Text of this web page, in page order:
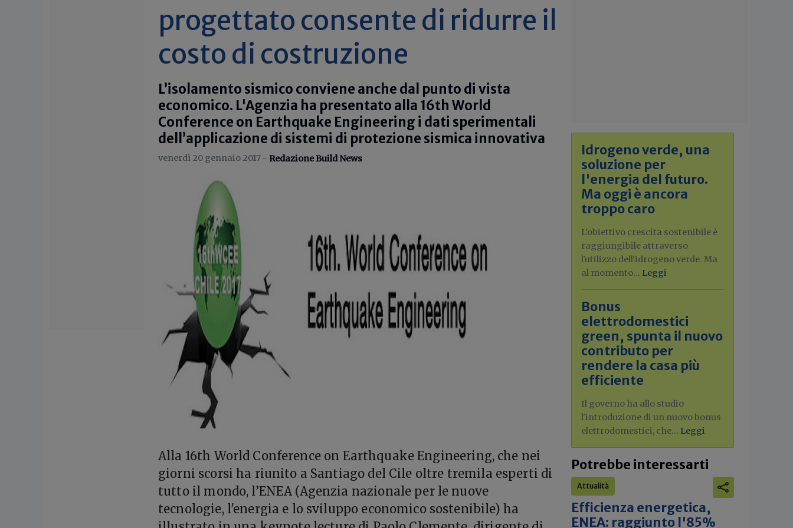
progettato consente di ridurre il
costo di costruzione
L’isolamento sismico conviene anche dal punto di vista
economico. L'Agenzia ha presentato alla 16th World
Conference on Earthquake Engineering i dati sperimentali
dell’applicazione di sistemi di protezione sismica innovativa
venerdì 20 gennaio 2017 - Redazione Build News
Alla 16th World Conference on Earthquake Engineering, che nei
giorni scorsi ha riunito a Santiago del Cile oltre tremila esperti di
tutto il mondo, l’ENEA (Agenzia nazionale per le nuove
tecnologie, l'energia e lo sviluppo economico sostenibile) ha
Idrogeno verde, una
soluzione per
l'energia del futuro.
Ma oggi è ancora
troppo caro
L'obiettivo crescita sostenibile è
raggiungibile attraverso
l'utilizzo dell'idrogeno verde. Ma
al momento... Leggi
Bonus
elettrodomestici
green, spunta il nuovo
contributo per
rendere la casa più
efficiente
Il governo ha allo studio
l'introduzione di un nuovo bonus
elettrodomestici, che... Leggi
Potrebbe interessarti
Attualità
Efficienza energetica,
ENEA: raggiunto l'85%